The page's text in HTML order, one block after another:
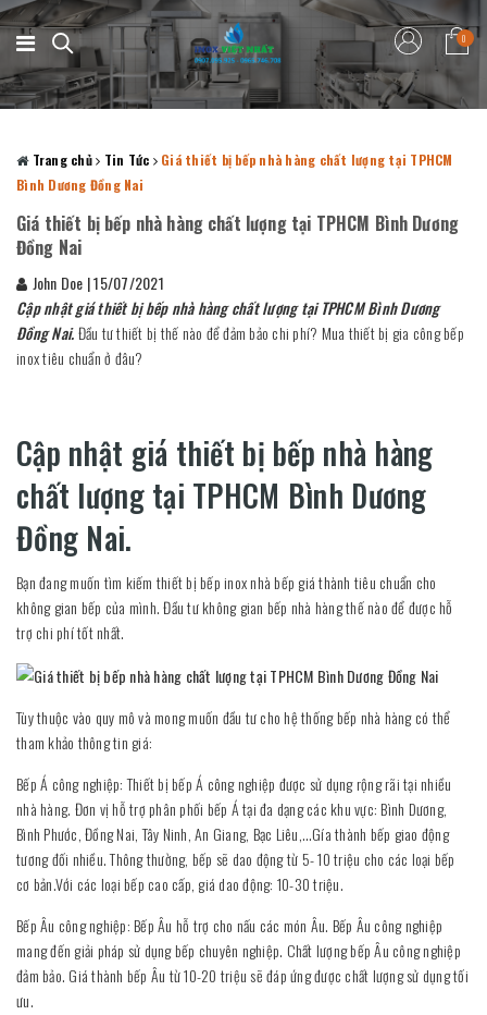
0
Trang chủ Tin Tức
Giá thiết bị bếp nhà hàng chất lượng tại TPHCM
Bình Dương Đồng Nai
Giá thiết bị bếp nhà hàng chất lượng tại TPHCM Bình Dương
Đồng Nai
John Doe |15/07/2021
Cập nhật giá thiết bị bếp nhà hàng chất lượng tại TPHCM Bình Dương
Đồng Nai.Đầu tư thiết bị thế nào để đảm bảo chi phí? Mua thiết bị gia công bếp
inox tiêu chuẩn ở đâu?
Cập nhật giá thiết bị bếp nhà hàng
chất lượng tại TPHCM Bình Dương
Đồng Nai.
Bạn đang muốn tìm kiếm thiết bị bếp inox nhà bếp giá thành tiêu chuẩn cho
không gian bếp của mình. Đầu tư không gian bếp nhà hàng thế nào để được hỗ
trợ chi phí tốt nhất.
Tùy thuộc vào quy mô và mong muốn đầu tư cho hệ thống bếp nhà hàng có thể
tham khảo thông tin giá:
Bếp Á công nghiệp: Thiết bị bếp Á công nghiệp được sử dụng rộng rãi tại nhiều
nhà hàng. Đơn vị hỗ trợ phân phối bếp Á tại đa dạng các khu vực: Bình Dương,
Bình Phước, Đồng Nai, Tây Ninh, An Giang, Bạc Liêu,…Gía thành bếp giao động
tương đối nhiều. Thông thường, bếp sẽ dao động từ 5- 10 triệu cho các loại bếp
cơ bản.Với các loại bếp cao cấp, giá dao động: 10-30 triệu.
Bếp Âu công nghiệp: Bếp Âu hỗ trợ cho nấu các món Âu. Bếp Âu công nghiệp
mang đến giải pháp sử dụng bếp chuyên nghiệp. Chất lượng bếp Âu công nghiệp
đảm bảo. Giá thành bếp Âu từ 10-20 triệu sẽ đáp ứng được chất lượng sử dụng tối
ưu.